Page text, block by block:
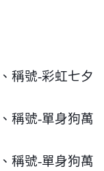
、稱號-彩虹七夕
、稱號-單身狗萬
、稱號-單身狗萬